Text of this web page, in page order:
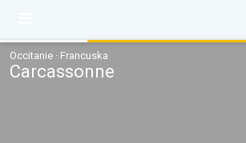
Occitanie · Francuska
Carcassonne